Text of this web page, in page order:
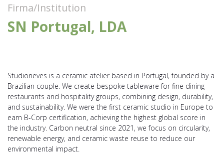
Firma/Institution
SN Portugal, LDA
Studioneves is a ceramic atelier based in Portugal, founded by a
Brazilian couple. We create bespoke tableware for fine dining
restaurants and hospitality groups, combining design, durability,
and sustainability. We were the first ceramic studio in Europe to
earn B-Corp certification, achieving the highest global score in
the industry. Carbon neutral since 2021, we focus on circularity,
renewable energy, and ceramic waste reuse to reduce our
environmental impact.